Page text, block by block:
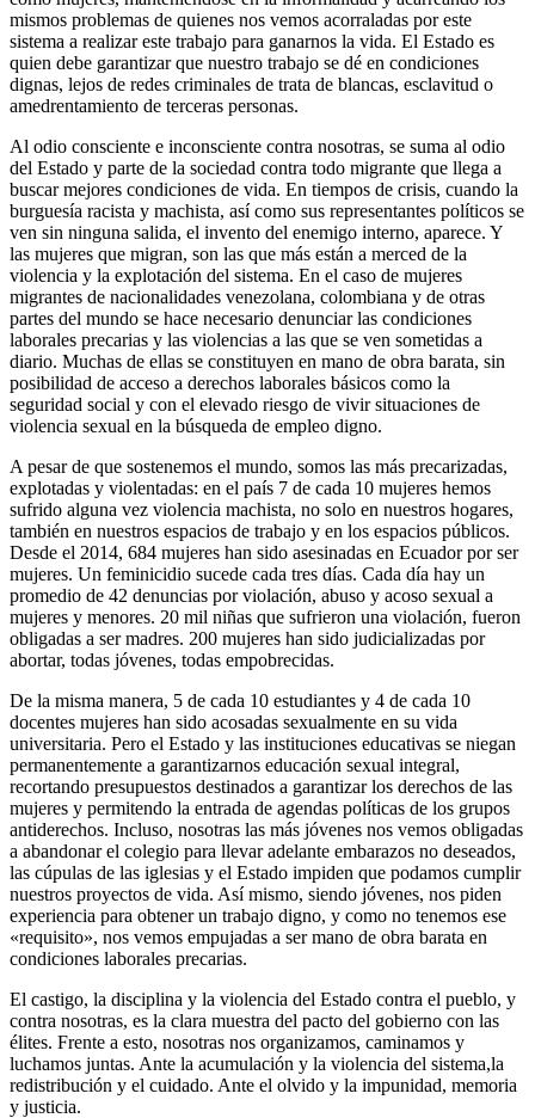
mismos problemas de quienes nos vemos acorraladas por este
sistema a realizar este trabajo para ganarnos la vida. El Estado es
quien debe garantizar que nuestro trabajo se dé en condiciones
dignas, lejos de redes criminales de trata de blancas, esclavitud o
amedrentamiento de terceras personas.
Al odio consciente e inconsciente contra nosotras, se suma al odio
del Estado y parte de la sociedad contra todo migrante que llega a
buscar mejores condiciones de vida. En tiempos de crisis, cuando la
burguesía racista y machista, así como sus representantes políticos se
ven sin ninguna salida, el invento del enemigo interno, aparece. Y
las mujeres que migran, son las que más están a merced de la
violencia y la explotación del sistema. En el caso de mujeres
migrantes de nacionalidades venezolana, colombiana y de otras
partes del mundo se hace necesario denunciar las condiciones
laborales precarias y las violencias a las que se ven sometidas a
diario. Muchas de ellas se constituyen en mano de obra barata, sin
posibilidad de acceso a derechos laborales básicos como la
seguridad social y con el elevado riesgo de vivir situaciones de
violencia sexual en la búsqueda de empleo digno.
A pesar de que sostenemos el mundo, somos las más precarizadas,
explotadas y violentadas: en el país 7 de cada 10 mujeres hemos
sufrido alguna vez violencia machista, no solo en nuestros hogares,
también en nuestros espacios de trabajo y en los espacios públicos.
Desde el 2014, 684 mujeres han sido asesinadas en Ecuador por ser
mujeres. Un feminicidio sucede cada tres días. Cada día hay un
promedio de 42 denuncias por violación, abuso y acoso sexual a
mujeres y menores. 20 mil niñas que sufrieron una violación, fueron
obligadas a ser madres. 200 mujeres han sido judicializadas por
abortar, todas jóvenes, todas empobrecidas.
De la misma manera, 5 de cada 10 estudiantes y 4 de cada 10
docentes mujeres han sido acosadas sexualmente en su vida
universitaria. Pero el Estado y las instituciones educativas se niegan
permanentemente a garantizarnos educación sexual integral,
recortando presupuestos destinados a garantizar los derechos de las
mujeres y permitendo la entrada de agendas políticas de los grupos
antiderechos. Incluso, nosotras las más jóvenes nos vemos obligadas
a abandonar el colegio para llevar adelante embarazos no deseados,
las cúpulas de las iglesias y el Estado impiden que podamos cumplir
nuestros proyectos de vida. Así mismo, siendo jóvenes, nos piden
experiencia para obtener un trabajo digno, y como no tenemos ese
«requisito», nos vemos empujadas a ser mano de obra barata en
condiciones laborales precarias.
El castigo, la disciplina y la violencia del Estado contra el pueblo, y
contra nosotras, es la clara muestra del pacto del gobierno con las
élites. Frente a esto, nosotras nos organizamos, caminamos y
luchamos juntas. Ante la acumulación y la violencia del sistema,la
redistribución y el cuidado. Ante el olvido y la impunidad, memoria
y justicia.